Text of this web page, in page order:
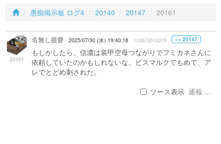
愚痴掲示板 ログ4 20140 20147 20161
20161
名無し提督 2025/07/30 (水) 19:40:18 1cd87@c42c9 >> 20147
もしかしたら、信濃は装甲空母つながりでフミカネさんに
依頼していたのかもしれないな。ビスマルクでもめて、ア
レでとどめ刺された。
ソース表示 通報 ...